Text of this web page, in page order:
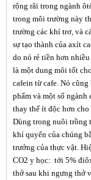
rộng rãi trong ngành
trong môi trường này
trường các khí trơ, và
sự tạo thành của axít
do nó rẻ tiền hơn
là một dung môi tốt
cafein từ cafe. Nó
phẩm và một số
thay thế ít độc hơn
Dùng trong nuôi trồng
khí quyển của chúng
trưởng của thực vật.
CO2 y học: tới 5%
thở sau khi ngưng thở